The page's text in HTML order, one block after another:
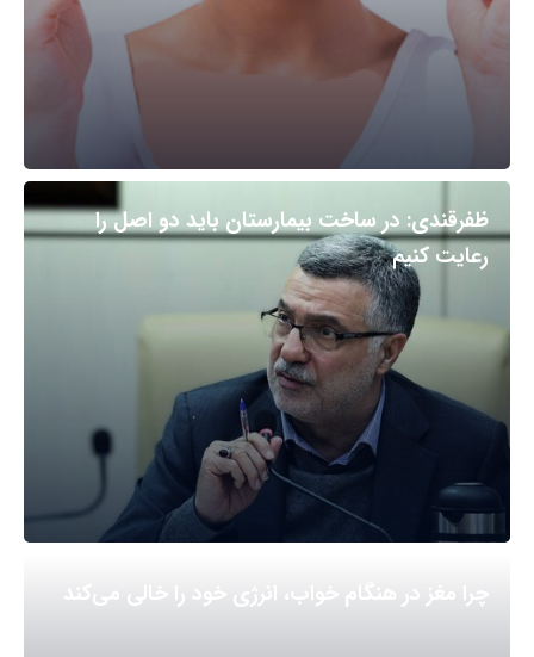
ظفرقندی: در ساخت بیمارستان باید دو اصل را
رعایت کنیم
چرا مغز در هنگام خواب، انرژی خود را خالی می‌کند